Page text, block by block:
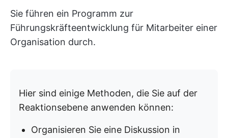
Sie führen ein Programm zur
Führungskräfteentwicklung für Mitarbeiter einer
Organisation durch.
Hier sind einige Methoden, die Sie auf der
Reaktionsebene anwenden können:
Organisieren Sie eine Diskussion in